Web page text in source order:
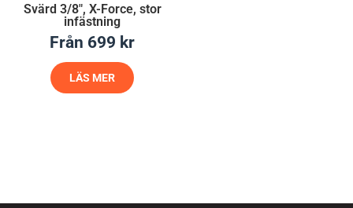
Svärd 3/8″, X-Force, stor
infästning
Från 699 kr
LÄS MER